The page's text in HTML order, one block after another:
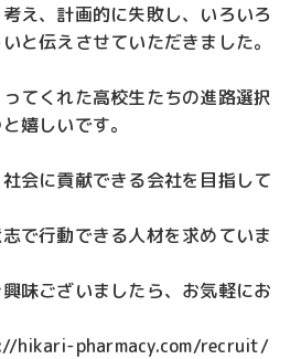
え、計画的に失敗し、いろいろ
と伝えさせていただきました。
てくれた高校生たちの進路選択
嬉しいです。
会に貢献できる会社を目指して
で行動できる人材を求めていま
味ございましたら、お気軽にお
hikari-pharmacy.com/recruit/